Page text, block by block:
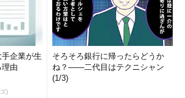
企業が生
由
)
そろそろ銀行に帰ったらどうか
ね？――二代目はテクニシャン
(1/3)